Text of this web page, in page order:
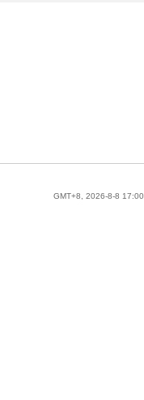
GMT+8, 2026-8-8 17:00